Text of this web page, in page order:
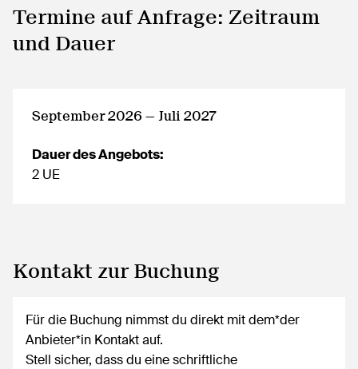
Termine auf Anfrage: Zeitraum
und Dauer
September 2026 — Juli 2027
Dauer des Angebots:
2 UE
Kontakt zur Buchung
Für die Buchung nimmst du direkt mit dem*der
Anbieter*in Kontakt auf.
Stell sicher, dass du eine schriftliche